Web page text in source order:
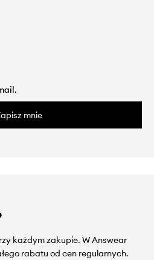
mnie
każdym zakupie. W Answear
rabatu od cen regularnych.